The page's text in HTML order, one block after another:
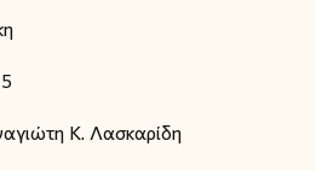
Κ. Λασκαρίδη